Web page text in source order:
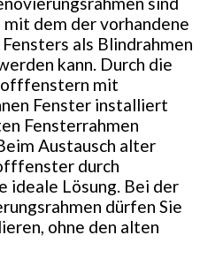
dem der vorhandene
als Blindrahmen
kann. Durch die
mit
Fenster installiert
Fensterrahmen
Austausch alter
durch
ideale Lösung. Bei der
dürfen Sie
ohne den alten